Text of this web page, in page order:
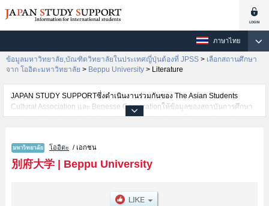
ภาษาไทย
ข้อมูลมหาวิทยาลัย,บัณฑิตวิทยาลัยในประเทศญี่ปุ่นต้องที่ JPSS > เลือกสถานศึกษา
จาก โออิตะมหาวิทยาลัย > Beppu University > Literature
JAPAN STUDY SUPPORTซึ่งดำเนินงานร่วมกันของ The Asian Students
Cultural Association และ Benesse Corporationให้ข้อมูลของสถาบันการศึกษา
ระดับมหาวิทยาลัย・บัณฑิตวิทยาลัย・วิทยาลัยระดับอนุปริญญา・วิทยาลัย
ชาติเช่นข้อมูลของแต่ละคณะ,ข้อมูลการสอบคัดเลือกเข้าศึกษาเช่นจำนวนคนที่รับ
สมัครหรือจำนวนคนที่ผ่านการสอบคัดเลือกเป็นต้น,แนะนำสถานที่,การเดินทาง
เป็นต้นไว้ด้วยดังนั้นขอเชิญใช้บริการค้นหาข้อมูลตามอัธยาศัย
โออิตะ / เอกชน
別府大学| Beppu University